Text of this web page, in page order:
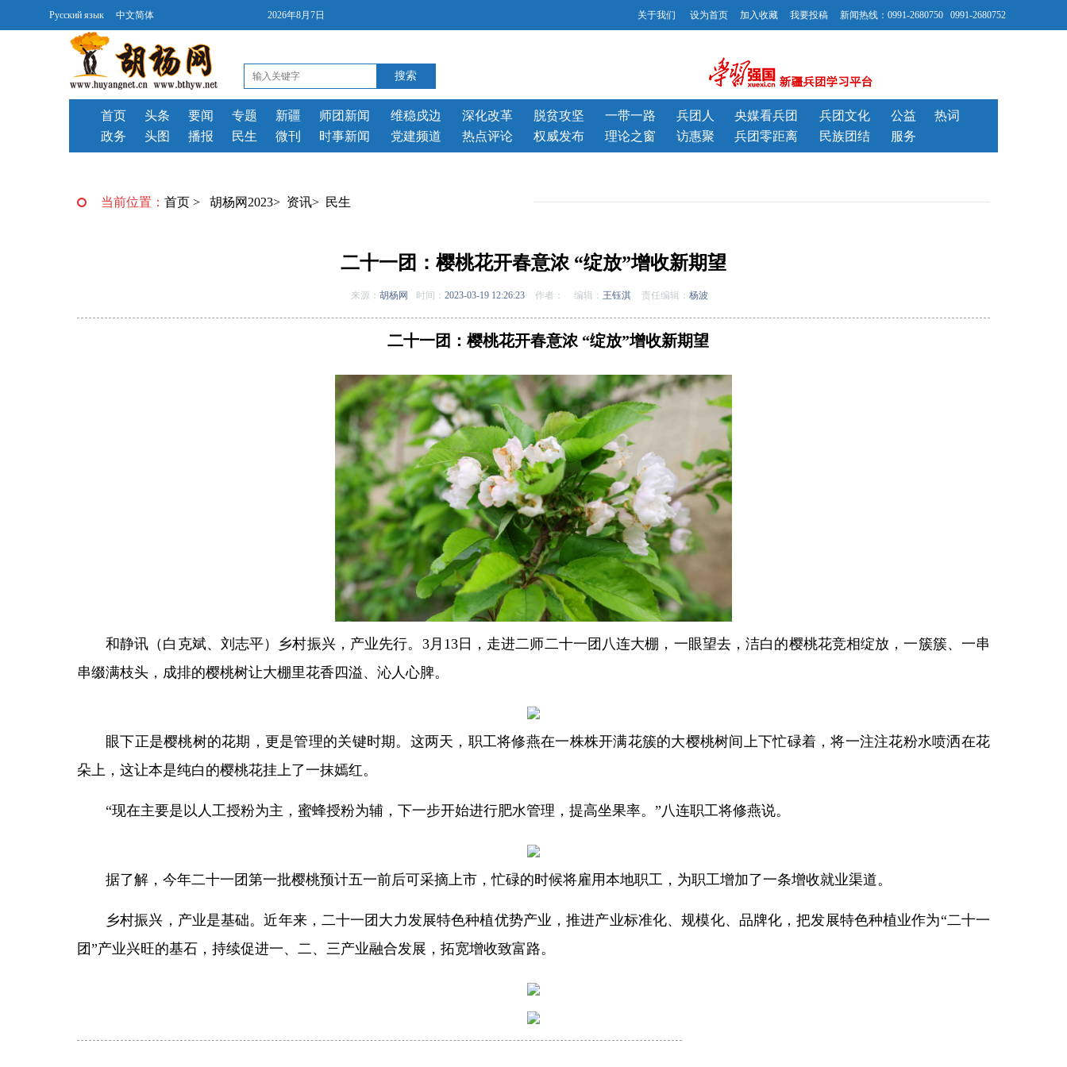
Русский язык 中文简体 2026年8月7日 关于我们 设为首页 加入收藏 我要投稿 新闻热线：0991-2680750 0991-2680752
首页 头条
要闻
政务
头图 播报
专题 新疆
师团新闻
民生
微刊 时事新闻
维稳戍边 深化改革
脱贫攻坚
党建频道
热点评论 权威发布
一带一路 兵团人
央媒看兵团
理论之窗
访惠聚 兵团零距离
兵团文化 公益
热词
民族团结
服务
当前位置： 首页 > 胡杨网2023> 资讯> 民生
二十一团：樱桃花开春意浓 “绽放”增收新期望
来源： 胡杨网 时间： 2023-03-19 12:26:23 作者： 编辑： 王钰淇 责任编辑： 杨波
二十一团：樱桃花开春意浓 “绽放”增收新期望
和静讯（白克斌、刘志平）乡村振兴，产业先行。3月13日，走进二师二十一团八连大棚，一眼望去，洁白的樱桃花竞相绽放，一簇簇、一串
串缀满枝头，成排的樱桃树让大棚里花香四溢、沁人心脾。
眼下正是樱桃树的花期，更是管理的关键时期。这两天，职工将修燕在一株株开满花簇的大樱桃树间上下忙碌着，将一注注花粉水喷洒在花
朵上，这让本是纯白的樱桃花挂上了一抹嫣红。
“现在主要是以人工授粉为主，蜜蜂授粉为辅，下一步开始进行肥水管理，提高坐果率。”八连职工将修燕说。
据了解，今年二十一团第一批樱桃预计五一前后可采摘上市，忙碌的时候将雇用本地职工，为职工增加了一条增收就业渠道。
乡村振兴，产业是基础。近年来，二十一团大力发展特色种植优势产业，推进产业标准化、规模化、品牌化，把发展特色种植业作为“二十一
团”产业兴旺的基石，持续促进一、二、三产业融合发展，拓宽增收致富路。